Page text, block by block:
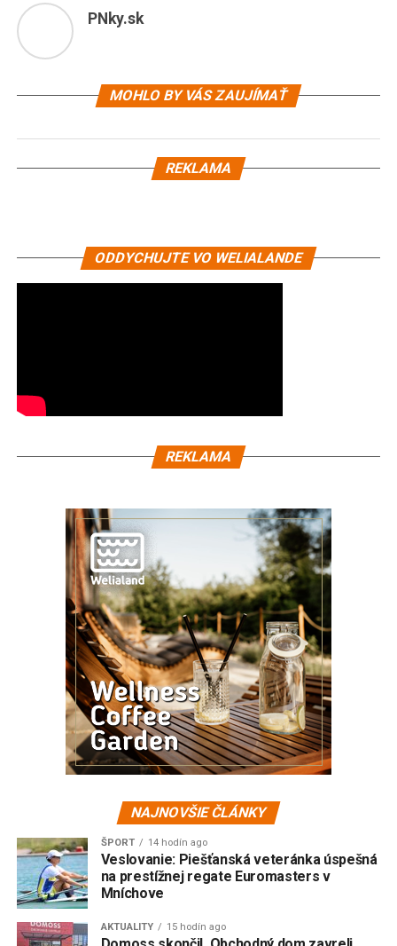
PNky.sk
MOHLO BY VÁS ZAUJÍMAŤ
REKLAMA
ODDYCHUJTE VO WELIALANDE
REKLAMA
NAJNOVŠIE ČLÁNKY
ŠPORT 14 hodín ago
Veslovanie: Piešťanská veteránka úspešná
na prestížnej regate Euromasters v
Mníchove
AKTUALITY 15 hodín ago